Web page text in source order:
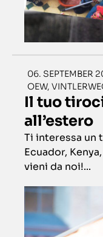
06. SEPTEMBER
OEW,
Il tuo
all’estero
Ti interessa un
Ecuador,
vieni da noi!...